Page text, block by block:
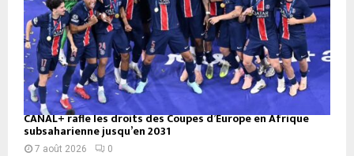
CANAL+ rafle les droits des Coupes d’Europe en Afrique
subsaharienne jusqu’en 2031
7 août 2026 0